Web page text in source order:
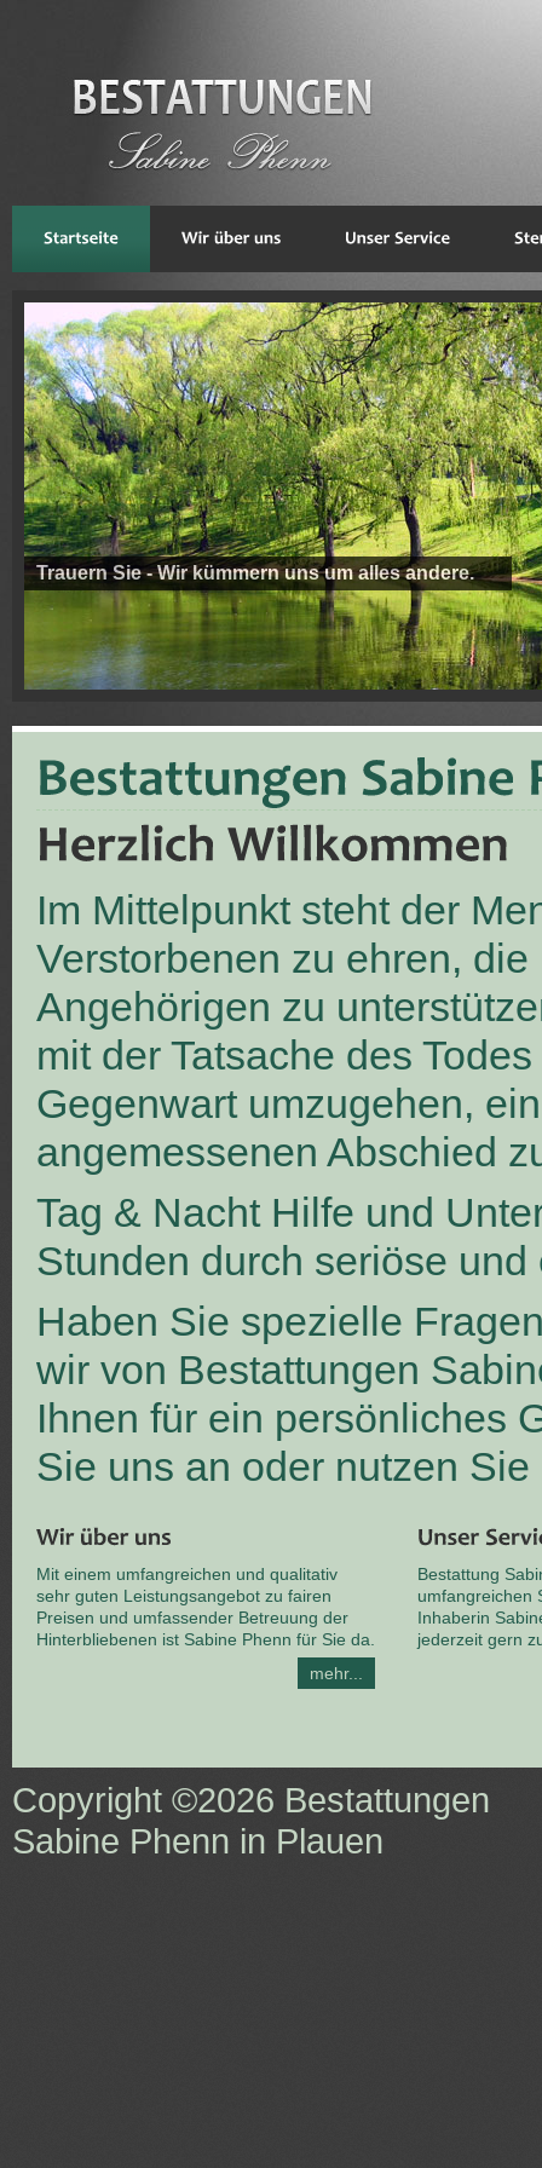
Trauern Sie - Wir kümmern uns um alles andere.
Im Mittelpunkt steht der
Verstorbenen zu ehren, die
Angehörigen zu
mit der Tatsache des
Gegenwart umzugehen,
angemessenen Abschied
Tag & Nacht Hilfe und
Stunden durch seriöse
Haben Sie spezielle
wir von Bestattungen
Ihnen für ein persönliches
Sie uns an oder nutzen
Mit einem umfangreichen und qualitativ
sehr guten Leistungsangebot zu fairen
Preisen und umfassender Betreuung der
Hinterbliebenen ist Sabine Phenn für Sie da.
mehr...
Bestattung
umfangreichen
Inhaberin
jederzeit gern
Copyright ©2026 Bestattungen
Sabine Phenn in Plauen